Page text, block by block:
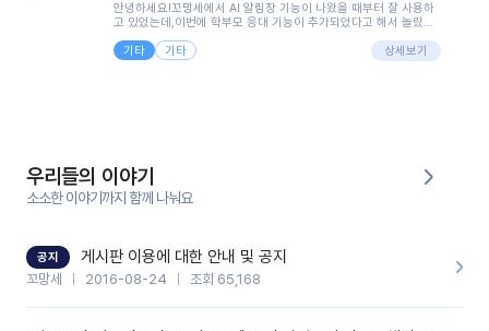
면..)그리고 제가 신입 때 이게 있었더라면 ㅜㅜㅜㅜ?응대 팁이 정말
좋은거 같아요지금은 그래도 아이들이 잘 이해 되지만초임 때는 정
말 어려워서 항상다른 선생님들께 도움을 요청했었거든요..ㅠ*일지
쓸 때도 좀 도움이 되는 거 같아요!
안녕하세요!꼬망세에서 AI 알림장 기능이 나왔을 때부터 잘 사용하
고 있었는데,이번에 학부모 응대 기능이 추가되었다고 해서 놀랐습
님 응대에 더 많은 부담을 느끼고 있습니다 ㅠㅠ이번에 제가 원에서
겪은 일과 학부모님께 전달드렸던 내용을 함께 보시고,저와 비슷한
을 많이 하는데,꼬망봇 덕분에 고민하는 시간을 줄이고 학부모님을
안심시킬 수 있었습니다.이 부분은 꼬망봇이 추가로 알려준 응대 tip
입니다.학부모님께 전화를 드리기 전에, 내용을 숙지하여 좀 더 전문
성 있는 교사가 되어 대화를 나눌 수 있었습니다.꼬망세 AI학부모 응
기능을 개발해 주셔서 감사합니다.
기타 기타 상세보기
우리들의 이야기
소소한 이야기까지 함께 나눠요
공지 게시판 이용에 대한 안내 및 공지
꼬망세 2016-08-24 조회 65,168